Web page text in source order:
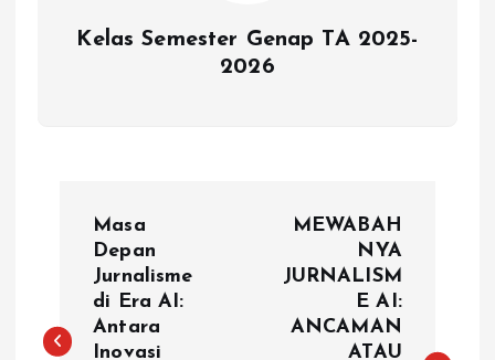
Kelas Semester Genap TA 2025-
2026
s
Masa
Depan
Jurnalisme
di Era AI:
Antara
Inovasi
MEWABAH
NYA
JURNALISM
E AI:
ANCAMAN
ATAU